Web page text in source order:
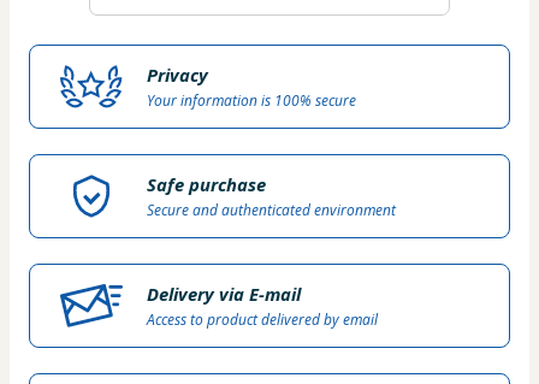
Privacy
Your information is 100% secure
Safe purchase
Secure and authenticated environment
Delivery via E-mail
Access to product delivered by email